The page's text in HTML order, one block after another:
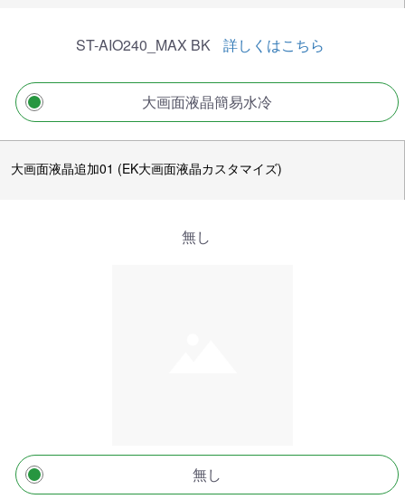
ST-AIO240_MAX BK 詳しくはこちら
大画面液晶簡易水冷
大画面液晶追加01 (EK大画面液晶カスタマイズ)
無し
無し